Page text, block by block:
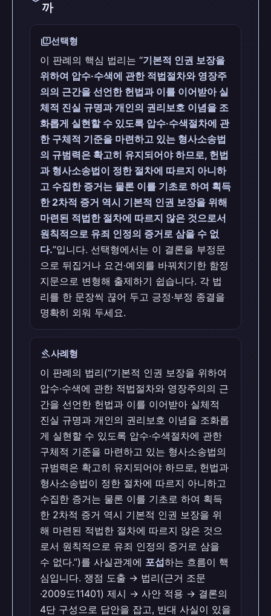
까
quiz선택형
이 판례의 핵심 법리는 “기본적 인권 보장을
위하여 압수·수색에 관한 적법절차와 영장주
의의 근간을 선언한 헌법과 이를 이어받아 실
체적 진실 규명과 개인의 권리보호 이념을 조
화롭게 실현할 수 있도록 압수·수색절차에 관
한 구체적 기준을 마련하고 있는 형사소송법
의 규범력은 확고히 유지되어야 하므로, 헌법
과 형사소송법이 정한 절차에 따르지 아니하
고 수집한 증거는 물론 이를 기초로 하여 획득
한 2차적 증거 역시 기본적 인권 보장을 위해
마련된 적법한 절차에 따르지 않은 것으로서
원칙적으로 유죄 인정의 증거로 삼을 수 없
다.”입니다. 선택형에서는 이 결론을 부정문
으로 뒤집거나 요건·예외를 바꿔치기한 함정
지문으로 변형해 출제하기 쉽습니다. 각 법
리를 한 문장씩 끊어 두고 긍정·부정 종결을
명확히 외워 두세요.
gavel사례형
이 판례의 법리(“기본적 인권 보장을 위하여
압수·수색에 관한 적법절차와 영장주의의 근
간을 선언한 헌법과 이를 이어받아 실체적
진실 규명과 개인의 권리보호 이념을 조화롭
게 실현할 수 있도록 압수·수색절차에 관한
구체적 기준을 마련하고 있는 형사소송법의
규범력은 확고히 유지되어야 하므로, 헌법과
형사소송법이 정한 절차에 따르지 아니하고
수집한 증거는 물론 이를 기초로 하여 획득
한 2차적 증거 역시 기본적 인권 보장을 위
해 마련된 적법한 절차에 따르지 않은 것으
로서 원칙적으로 유죄 인정의 증거로 삼을
수 없다.”)를 사실관계에 포섭하는 흐름이 핵
심입니다. 쟁점 도출 → 법리(근거 조문
·2009도11401) 제시 → 사안 적용 → 결론의
4단 구성으로 답안을 잡고, 반대 사실이 있을